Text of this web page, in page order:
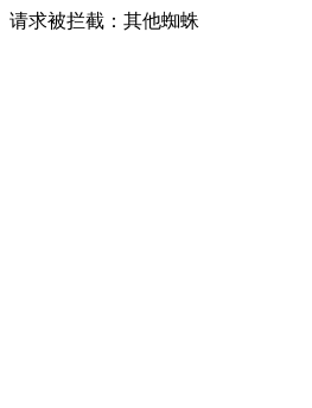
请求被拦截：其他蜘蛛